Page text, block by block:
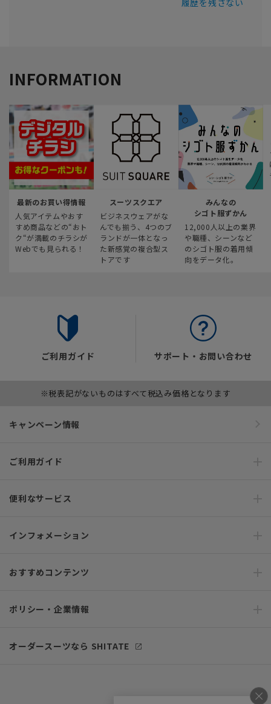
履歴を残さない
INFORMATION
最新のお買い得情報
人気アイテムやおす
すめ商品などの“おト
ク“が満載のチラシが
Webでも見られる！
スーツスクエア
ビジネスウェアがな
んでも揃う、4つのブ
ランドが一体となっ
た新感覚の複合型ス
トアです
みんなの
シゴト服ずかん
12,000人以上の業界
や職種、シーンなど
のシゴト服の着用傾
向をデータ化。
ご利用ガイド サポート・お問い合わせ
※税表記がないものはすべて税込み価格となります
キャンペーン情報
ご利用ガイド
便利なサービス
インフォメーション
おすすめコンテンツ
ポリシー・企業情報
オーダースーツなら SHITATE